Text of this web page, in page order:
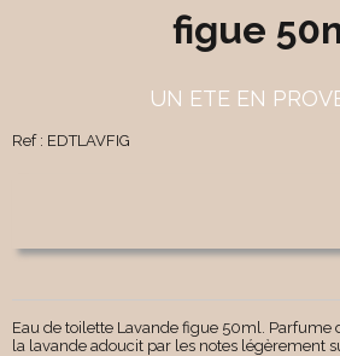
figue
UN ETE EN
Ref : EDTLAVFIG
Eau de toilette Lavande figue 50ml. Parfume
la lavande adoucit par les notes légèrement